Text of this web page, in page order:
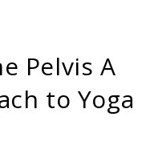
Pelvis A
to Yoga